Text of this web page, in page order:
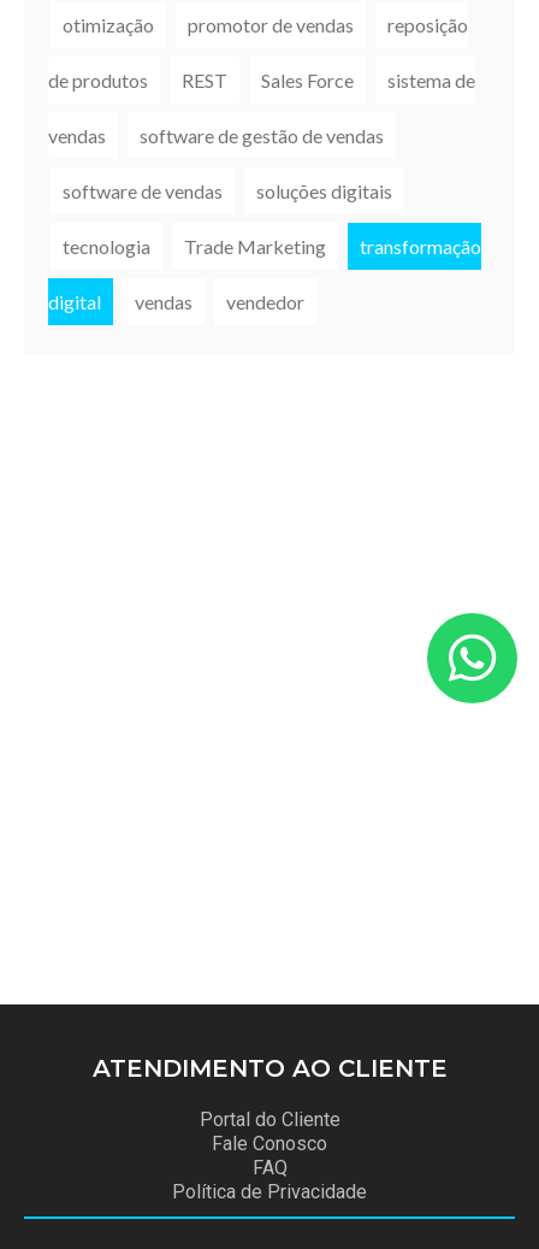
otimização promotor de vendas reposição
de produtos REST Sales Force sistema de
vendas software de gestão de vendas
software de vendas soluções digitais
tecnologia Trade Marketing transformação
digital vendas vendedor
ATENDIMENTO AO CLIENTE
Portal do Cliente
Fale Conosco
FAQ
Política de Privacidade